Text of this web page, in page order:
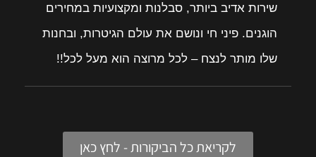
שירות אדיב ביותר, סבלנות ומקצועיות במחירים
הוגנים. פיני חי ונושם את עולם הגיטרות, ובחנות
שלו מותר לנצח – לכל מרוצה הוא מעל לכל!!
לקריאת כל הביקורות - לחץ כאן